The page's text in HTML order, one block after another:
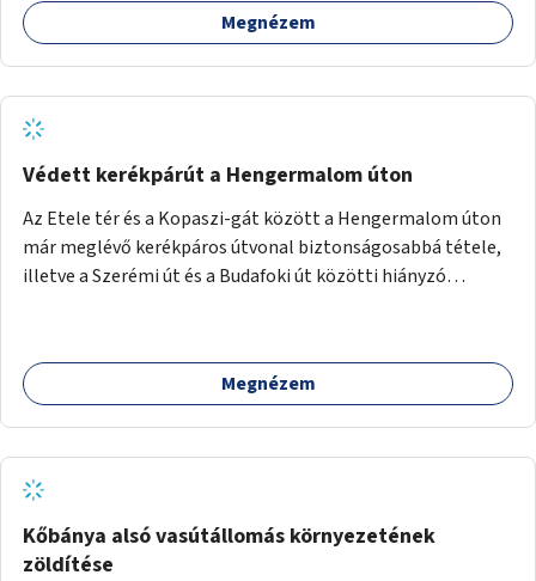
Megnézem
Védett kerékpárút a Hengermalom úton
Az Etele tér és a Kopaszi-gát között a Hengermalom úton
már meglévő kerékpáros útvonal biztonságosabbá tétele,
illetve a Szerémi út és a Budafoki út közötti hiányzó
iskolákhoz, kulturális intézményekhez és a Kopaszi-gáthoz
biztosítana elérést.
Megnézem
Kőbánya alsó vasútállomás környezetének
zöldítése